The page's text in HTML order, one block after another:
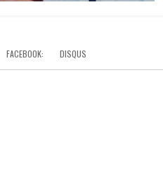
FACEBOOK: DISQUS